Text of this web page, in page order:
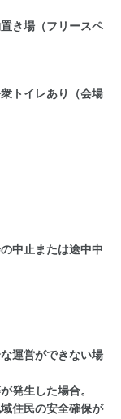
き場（フリースペ
トイレあり（会場
中止または途中中
運営ができない場
発生した場合。
住民の安全確保が